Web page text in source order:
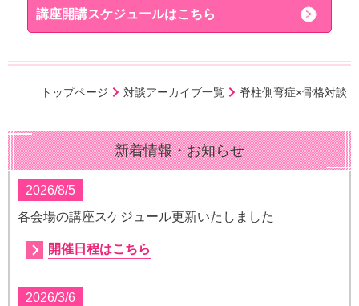
講座開講スケジュールはこちら
トップページ 対談アーカイブ一覧 脊柱側弯症×骨格対談
新着情報・お知らせ
2026/8/5
各会場の講座スケジュール更新いたしました
開催日程はこちら
2026/3/6